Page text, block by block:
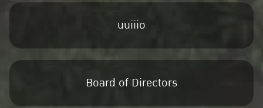
uuiiio
Board of Directors